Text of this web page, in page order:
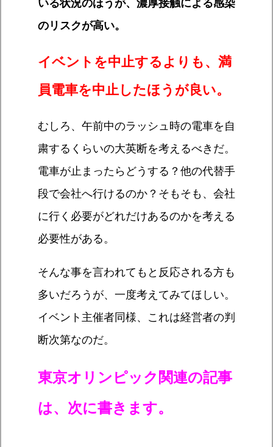
いる状況のほうが、濃厚接触による感染
のリスクが高い。
イベントを中止するよりも、満
員電車を中止したほうが良い。
むしろ、午前中のラッシュ時の電車を自
粛するくらいの大英断を考えるべきだ。
電車が止まったらどうする？他の代替手
段で会社へ行けるのか？そもそも、会社
に行く必要がどれだけあるのかを考える
必要性がある。
そんな事を言われてもと反応される方も
多いだろうが、一度考えてみてほしい。
イベント主催者同様、これは経営者の判
断次第なのだ。
東京オリンピック関連の記事
は、次に書きます。